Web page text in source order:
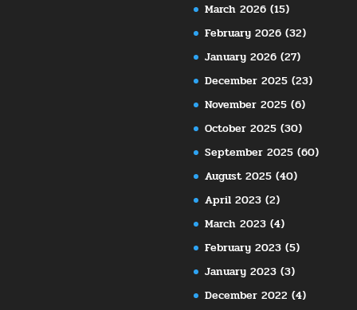
March 2026 (15)
February 2026 (32)
January 2026 (27)
December 2025 (23)
November 2025 (6)
October 2025 (30)
September 2025 (60)
August 2025 (40)
April 2023 (2)
March 2023 (4)
February 2023 (5)
January 2023 (3)
December 2022 (4)